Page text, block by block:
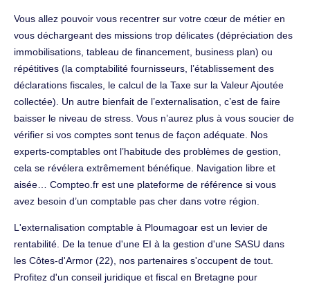
Vous allez pouvoir vous recentrer sur votre cœur de métier en
vous déchargeant des missions trop délicates (dépréciation des
immobilisations, tableau de financement, business plan) ou
répétitives (la comptabilité fournisseurs, l’établissement des
déclarations fiscales, le calcul de la Taxe sur la Valeur Ajoutée
collectée). Un autre bienfait de l’externalisation, c’est de faire
baisser le niveau de stress. Vous n’aurez plus à vous soucier de
vérifier si vos comptes sont tenus de façon adéquate. Nos
experts-comptables ont l’habitude des problèmes de gestion,
cela se révélera extrêmement bénéfique. Navigation libre et
aisée… Compteo.fr est une plateforme de référence si vous
avez besoin d’un comptable pas cher dans votre région.
L'externalisation comptable à Ploumagoar est un levier de
rentabilité. De la tenue d'une EI à la gestion d'une SASU dans
les Côtes-d'Armor (22), nos partenaires s'occupent de tout.
Profitez d'un conseil juridique et fiscal en Bretagne pour